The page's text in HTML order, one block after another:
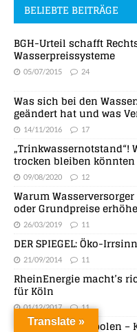
BELIEBTE BEITRÄGE
BGH-Urteil schafft
Wasserpreissysteme
05/07/2015 24
Was sich bei den
geändert hat und was
14/11/2016 17
„Trinkwassernotstand“!
trocken bleiben könnten
09/08/2020 12
Warum
oder Grundpreise
26/03/2019 11
DER SPIEGEL: Öko-
21/09/2014 11
RheinEnergie macht’s
für Köln
01/12/2017 11
Wasser in Metropolen
Translate »